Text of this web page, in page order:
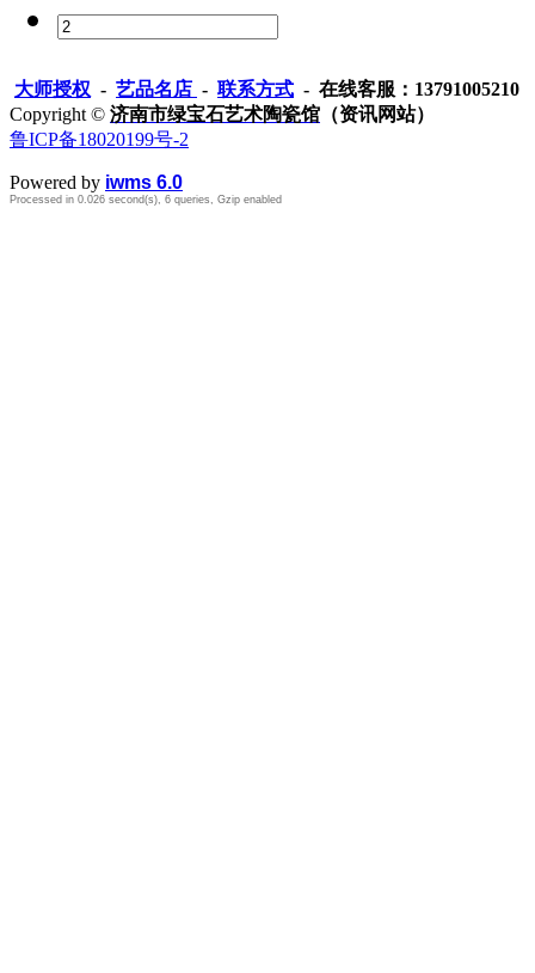
大师授权 - 艺品名店 - 联系方式 - 在线客服：13791005210
Copyright © 济南市绿宝石艺术陶瓷馆 （资讯网站）
鲁ICP备18020199号-2
Powered by iwms 6.0
Processed in 0.026 second(s), 6 queries, Gzip enabled